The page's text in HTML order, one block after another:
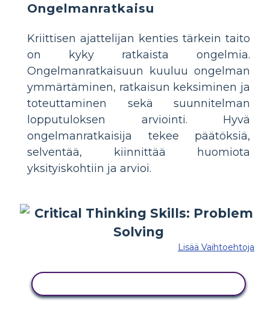
Ongelmanratkaisu
Kriittisen ajattelijan kenties tärkein taito
on kyky ratkaista ongelmia.
Ongelmanratkaisuun kuuluu ongelman
ymmärtäminen, ratkaisun keksiminen ja
toteuttaminen sekä suunnitelman
lopputuloksen arviointi. Hyvä
ongelmanratkaisija tekee päätöksiä,
selventää, kiinnittää huomiota
yksityiskohtiin ja arvioi.
Lisää Vaihtoehtoja